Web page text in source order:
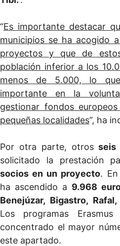
“Es importante destacar
municipios se ha acogido
proyectos y que de
población inferior a los
menos de 5.000, lo
importante en la
gestionar fondos
pequeñas localidades”, ha
Por otra parte, otrosseis
solicitado la prestación
socios en un proyecto.
ha ascendido a 9.968
Benejúzar, Bigastro,
Los programas
concentrado el mayor
este apartado.